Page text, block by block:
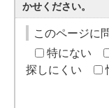
かせください。
このページに
特にない
探しにくい